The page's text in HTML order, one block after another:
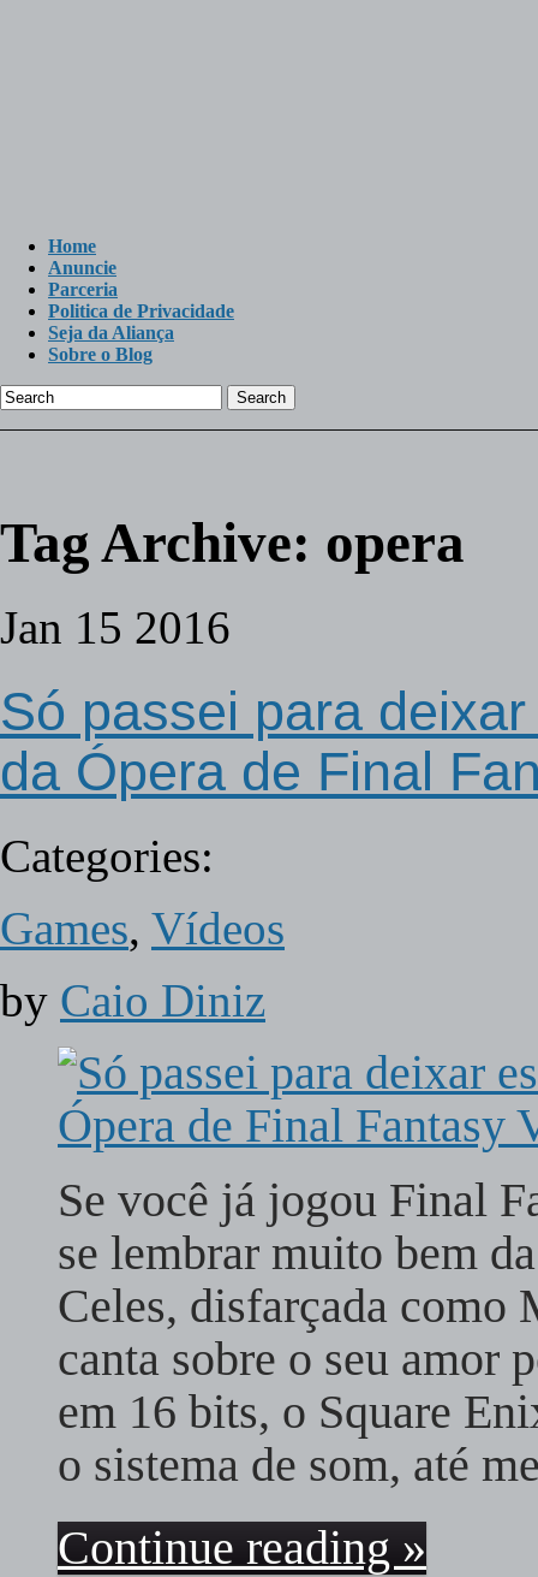
Home
Anuncie
Parceria
Politica de Privacidade
Seja da Aliança
Sobre o Blog
Search
Tag Archive: opera
Jan 15 2016
Só passei para
da Ópera de Final
Categories:
Games, Vídeos
by Caio Diniz
Se você já jogou Final
se lembrar muito bem
Celes, disfarçada como
canta sobre o seu amor
em 16 bits, o Square
o sistema de som, até
Continue reading »